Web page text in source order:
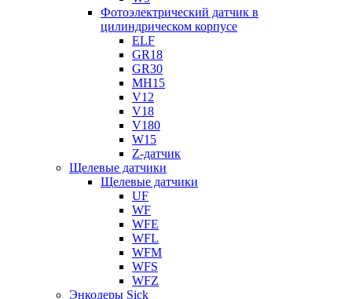
Фотоэлектрический датчик в
цилиндрическом корпусе
ELF
GR18
GR30
MH15
V12
V18
V180
W15
Z-датчик
Щелевые датчики
Щелевые датчики
UF
WF
WFE
WFL
WFM
WFS
WFZ
Энкодеры Sick